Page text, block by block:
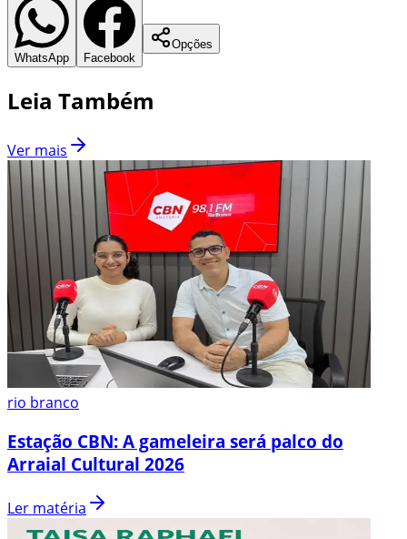
WhatsApp Facebook
Opções
Leia Também
Ver mais
rio branco
Estação CBN: A gameleira será palco do
Arraial Cultural 2026
Ler matéria